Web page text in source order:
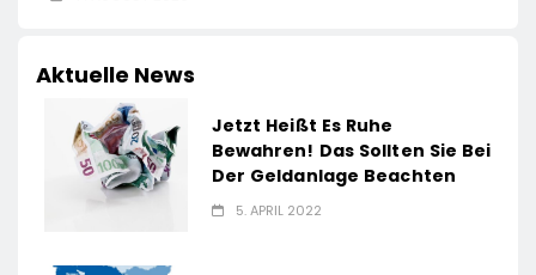
Aktuelle News
Jetzt Heißt Es Ruhe
Bewahren! Das Sollten Sie Bei
Der Geldanlage Beachten
5. APRIL 2022